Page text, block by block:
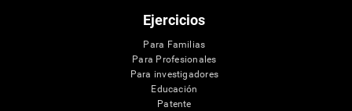
Ejercicios
Para Familias
Para Profesionales
Para investigadores
Educación
Patente